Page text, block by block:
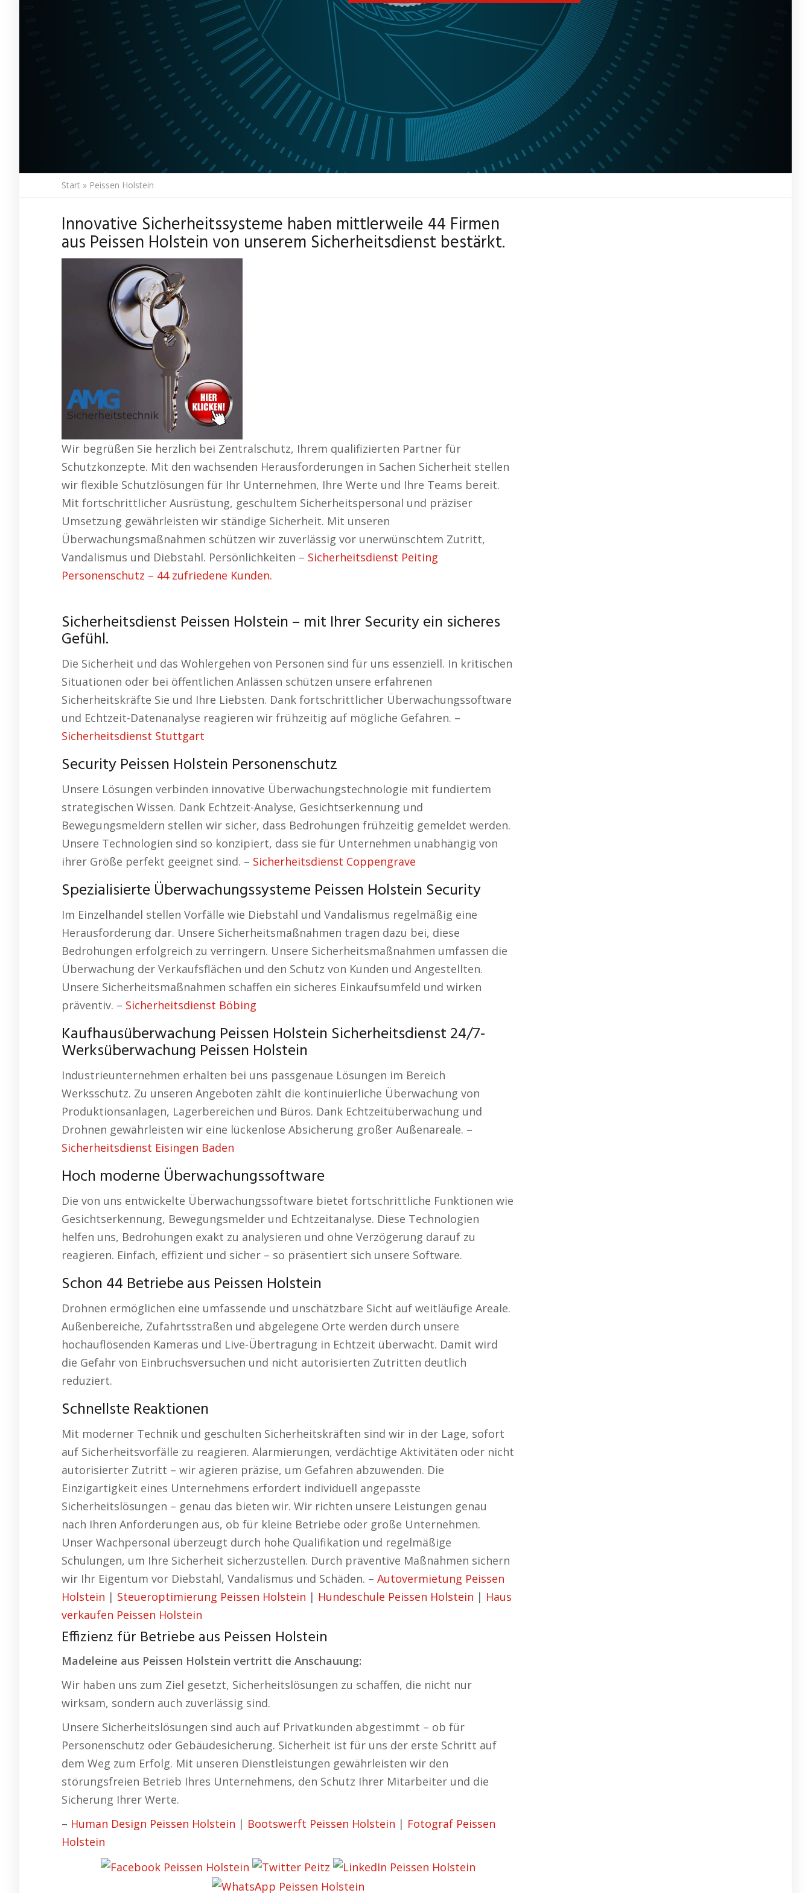
Start » Peissen Holstein
Innovative Sicherheitssysteme haben mittlerweile 44 Firmen
aus Peissen Holstein von unserem Sicherheitsdienst bestärkt.
Wir begrüßen Sie herzlich bei Zentralschutz, Ihrem qualifizierten Partner für
Schutzkonzepte. Mit den wachsenden Herausforderungen in Sachen Sicherheit stellen
wir flexible Schutzlösungen für Ihr Unternehmen, Ihre Werte und Ihre Teams bereit.
Mit fortschrittlicher Ausrüstung, geschultem Sicherheitspersonal und präziser
Umsetzung gewährleisten wir ständige Sicherheit. Mit unseren
Überwachungsmaßnahmen schützen wir zuverlässig vor unerwünschtem Zutritt,
Vandalismus und Diebstahl. Persönlichkeiten – Sicherheitsdienst Peiting
Personenschutz – 44 zufriedene Kunden.
Sicherheitsdienst Peissen Holstein – mit Ihrer Security ein sicheres
Gefühl.
Die Sicherheit und das Wohlergehen von Personen sind für uns essenziell. In kritischen
Situationen oder bei öffentlichen Anlässen schützen unsere erfahrenen
Sicherheitskräfte Sie und Ihre Liebsten. Dank fortschrittlicher Überwachungssoftware
und Echtzeit-Datenanalyse reagieren wir frühzeitig auf mögliche Gefahren. –
Sicherheitsdienst Stuttgart
Security Peissen Holstein Personenschutz
Unsere Lösungen verbinden innovative Überwachungstechnologie mit fundiertem
strategischen Wissen. Dank Echtzeit-Analyse, Gesichtserkennung und
Bewegungsmeldern stellen wir sicher, dass Bedrohungen frühzeitig gemeldet werden.
Unsere Technologien sind so konzipiert, dass sie für Unternehmen unabhängig von
ihrer Größe perfekt geeignet sind. – Sicherheitsdienst Coppengrave
Spezialisierte Überwachungssysteme Peissen Holstein Security
Im Einzelhandel stellen Vorfälle wie Diebstahl und Vandalismus regelmäßig eine
Herausforderung dar. Unsere Sicherheitsmaßnahmen tragen dazu bei, diese
Bedrohungen erfolgreich zu verringern. Unsere Sicherheitsmaßnahmen umfassen die
Überwachung der Verkaufsflächen und den Schutz von Kunden und Angestellten.
Unsere Sicherheitsmaßnahmen schaffen ein sicheres Einkaufsumfeld und wirken
präventiv. – Sicherheitsdienst Böbing
Kaufhausüberwachung Peissen Holstein Sicherheitsdienst 24/7-
Werksüberwachung Peissen Holstein
Industrieunternehmen erhalten bei uns passgenaue Lösungen im Bereich
Werksschutz. Zu unseren Angeboten zählt die kontinuierliche Überwachung von
Produktionsanlagen, Lagerbereichen und Büros. Dank Echtzeitüberwachung und
Drohnen gewährleisten wir eine lückenlose Absicherung großer Außenareale. –
Sicherheitsdienst Eisingen Baden
Hoch moderne Überwachungssoftware
Die von uns entwickelte Überwachungssoftware bietet fortschrittliche Funktionen wie
Gesichtserkennung, Bewegungsmelder und Echtzeitanalyse. Diese Technologien
helfen uns, Bedrohungen exakt zu analysieren und ohne Verzögerung darauf zu
reagieren. Einfach, effizient und sicher – so präsentiert sich unsere Software.
Schon 44 Betriebe aus Peissen Holstein
Drohnen ermöglichen eine umfassende und unschätzbare Sicht auf weitläufige Areale.
Außenbereiche, Zufahrtsstraßen und abgelegene Orte werden durch unsere
hochauflösenden Kameras und Live-Übertragung in Echtzeit überwacht. Damit wird
die Gefahr von Einbruchsversuchen und nicht autorisierten Zutritten deutlich
reduziert.
Schnellste Reaktionen
Mit moderner Technik und geschulten Sicherheitskräften sind wir in der Lage, sofort
auf Sicherheitsvorfälle zu reagieren. Alarmierungen, verdächtige Aktivitäten oder nicht
autorisierter Zutritt – wir agieren präzise, um Gefahren abzuwenden. Die
Einzigartigkeit eines Unternehmens erfordert individuell angepasste
Sicherheitslösungen – genau das bieten wir. Wir richten unsere Leistungen genau
nach Ihren Anforderungen aus, ob für kleine Betriebe oder große Unternehmen.
Unser Wachpersonal überzeugt durch hohe Qualifikation und regelmäßige
Schulungen, um Ihre Sicherheit sicherzustellen. Durch präventive Maßnahmen sichern
wir Ihr Eigentum vor Diebstahl, Vandalismus und Schäden. – Autovermietung Peissen
Holstein | Steueroptimierung Peissen Holstein | Hundeschule Peissen Holstein | Haus
verkaufen Peissen Holstein
Effizienz für Betriebe aus Peissen Holstein
Madeleine aus Peissen Holstein vertritt die Anschauung:
Wir haben uns zum Ziel gesetzt, Sicherheitslösungen zu schaffen, die nicht nur
wirksam, sondern auch zuverlässig sind.
Unsere Sicherheitslösungen sind auch auf Privatkunden abgestimmt – ob für
Personenschutz oder Gebäudesicherung. Sicherheit ist für uns der erste Schritt auf
dem Weg zum Erfolg. Mit unseren Dienstleistungen gewährleisten wir den
störungsfreien Betrieb Ihres Unternehmens, den Schutz Ihrer Mitarbeiter und die
Sicherung Ihrer Werte.
– Human Design Peissen Holstein | Bootswerft Peissen Holstein | Fotograf Peissen
Holstein